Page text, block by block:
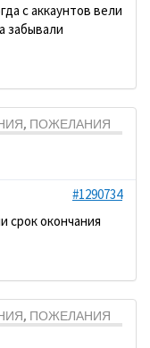
с аккаунтов вели
забывали
ПОЖЕЛАНИЯ
#1290734
срок окончания
ПОЖЕЛАНИЯ